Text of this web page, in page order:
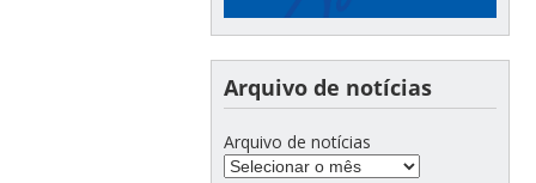
Arquivo de notícias
Arquivo de notícias